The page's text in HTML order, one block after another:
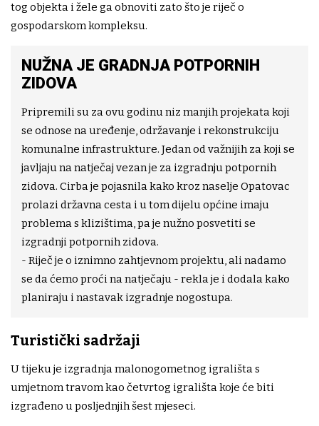
tog objekta i žele ga obnoviti zato što je riječ o
gospodarskom kompleksu.
NUŽNA JE GRADNJA POTPORNIH
ZIDOVA
Pripremili su za ovu godinu niz manjih projekata koji
se odnose na uređenje, održavanje i rekonstrukciju
komunalne infrastrukture. Jedan od važnijih za koji se
javljaju na natječaj vezan je za izgradnju potpornih
zidova. Cirba je pojasnila kako kroz naselje Opatovac
prolazi državna cesta i u tom dijelu općine imaju
problema s klizištima, pa je nužno posvetiti se
izgradnji potpornih zidova.
- Riječ je o iznimno zahtjevnom projektu, ali nadamo
se da ćemo proći na natječaju - rekla je i dodala kako
planiraju i nastavak izgradnje nogostupa.
Turistički sadržaji
U tijeku je izgradnja malonogometnog igrališta s
umjetnom travom kao četvrtog igrališta koje će biti
izgrađeno u posljednjih šest mjeseci.